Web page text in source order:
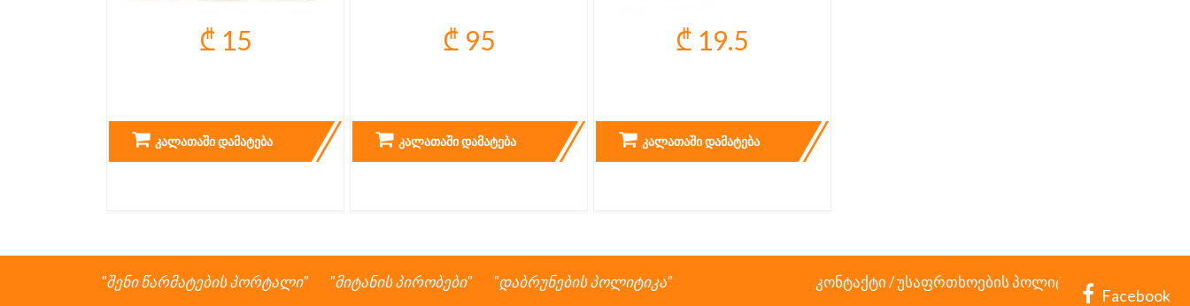
Facebook
₾ 15
ᲙᲐᲚᲐᲗᲐᲨᲘ ᲓᲐᲛᲐᲢᲔᲑᲐ
₾ 95
ᲙᲐᲚᲐᲗᲐᲨᲘ ᲓᲐᲛᲐᲢᲔᲑᲐ
₾ 19.5
ᲙᲐᲚᲐᲗᲐᲨᲘ ᲓᲐᲛᲐᲢᲔᲑᲐ
შენი წარმატების პორტალი მიტანის პირობები დაბრუნების პოლიტიკა კონტაქტი/უსაფრთხოების პოლიტიკა